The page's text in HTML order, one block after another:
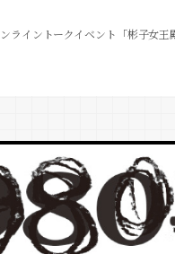
ライントークイベント「彬子女